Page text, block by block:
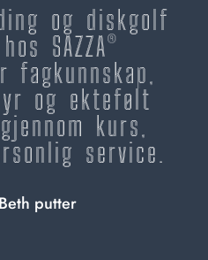
og diskgolf
SAZZA®
fagkunnskap,
og ektefølt
kurs,
service.
putter